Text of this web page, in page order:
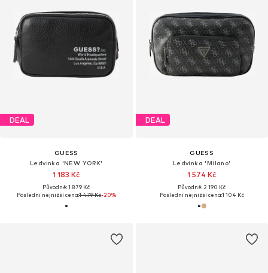
DEAL
GUESS
Ledvinka 'NEW YORK'
1 183 Kč
Původně: 1 879 Kč
Poslední nejnižší cena:1 479 Kč-20%
DEAL
GUESS
Ledvinka 'Milano'
1 574 Kč
Původně: 2 190 Kč
Poslední nejnižší cena:1 104 Kč